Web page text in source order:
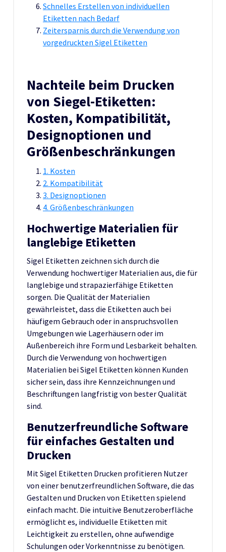
Schnelles Erstellen von individuellen
Etiketten nach Bedarf
Zeitersparnis durch die Verwendung von
vorgedruckten Sigel Etiketten
Nachteile beim Drucken
von Siegel-Etiketten:
Kosten, Kompatibilität,
Designoptionen und
Größenbeschränkungen
1. Kosten
2. Kompatibilität
3. Designoptionen
4. Größenbeschränkungen
Hochwertige Materialien für
langlebige Etiketten
Sigel Etiketten zeichnen sich durch die
Verwendung hochwertiger Materialien aus, die für
langlebige und strapazierfähige Etiketten
sorgen. Die Qualität der Materialien
gewährleistet, dass die Etiketten auch bei
häufigem Gebrauch oder in anspruchsvollen
Umgebungen wie Lagerhäusern oder im
Außenbereich ihre Form und Lesbarkeit behalten.
Durch die Verwendung von hochwertigen
Materialien bei Sigel Etiketten können Kunden
sicher sein, dass ihre Kennzeichnungen und
Beschriftungen langfristig von bester Qualität
sind.
Benutzerfreundliche Software
für einfaches Gestalten und
Drucken
Mit Sigel Etiketten Drucken profitieren Nutzer
von einer benutzerfreundlichen Software, die das
Gestalten und Drucken von Etiketten spielend
einfach macht. Die intuitive Benutzeroberfläche
ermöglicht es, individuelle Etiketten mit
Leichtigkeit zu erstellen, ohne aufwendige
Schulungen oder Vorkenntnisse zu benötigen.